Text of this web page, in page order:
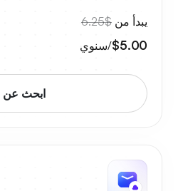
يبدأ من $6.25
$5.00/سنوي
ابحث عن